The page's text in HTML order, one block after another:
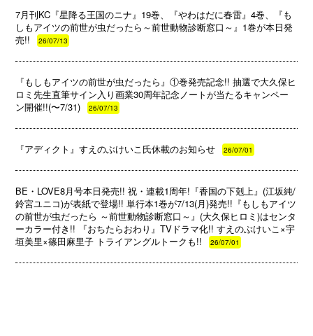
7月刊KC『星降る王国のニナ』19巻、『やわはだに春雷』4巻、『も
しもアイツの前世が虫だったら～前世動物診断窓口～』1巻が本日発
売!!
26/07/13
『もしもアイツの前世が虫だったら』①巻発売記念!! 抽選で大久保ヒ
ロミ先生直筆サイン入り画業30周年記念ノートが当たるキャンペー
ン開催!!(〜7/31)
26/07/13
『アディクト』すえのぶけいこ氏休載のお知らせ 26/07/01
BE・LOVE8月号本日発売!! 祝・連載1周年!『香国の下剋上』(江坂純/
鈴宮ユニコ)が表紙で登場!! 単行本1巻が7/13(月)発売!!『もしもアイツ
の前世が虫だったら ～前世動物診断窓口～』(大久保ヒロミ)はセンタ
ーカラー付き!! 『おちたらおわり』TVドラマ化!! すえのぶけいこ×宇
垣美里×篠田麻里子 トライアングルトークも!!
26/07/01